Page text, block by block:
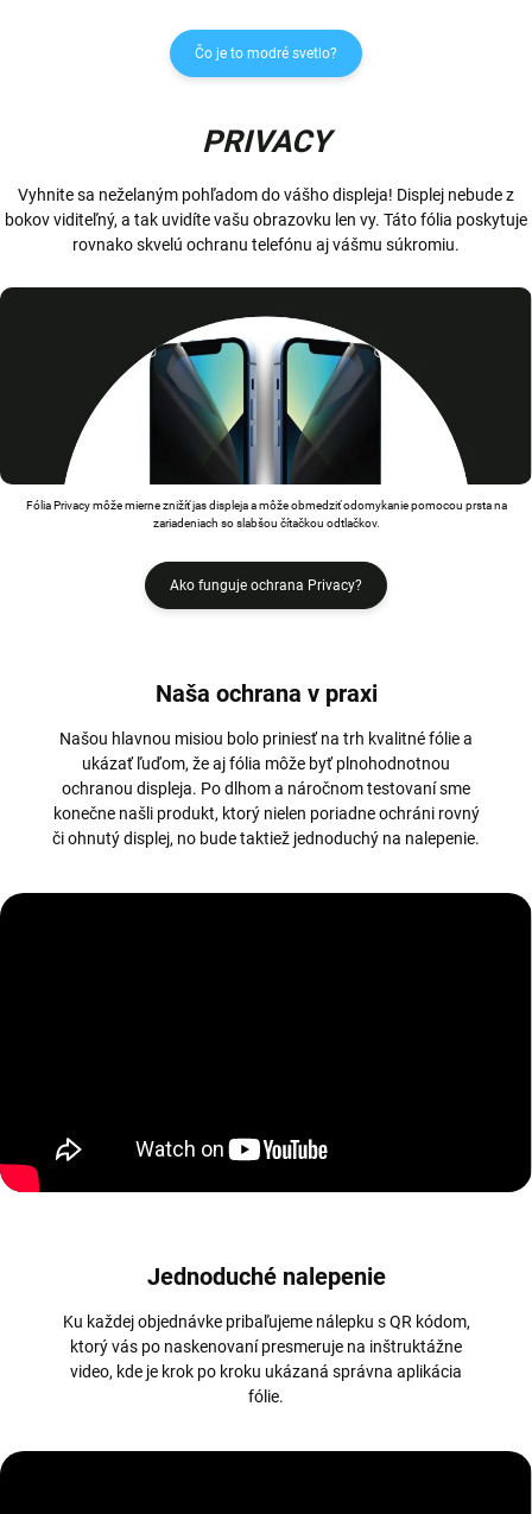
Čo je to modré svetlo?
PRIVACY
Vyhnite sa neželaným pohľadom do vášho displeja! Displej nebude z
bokov viditeľný, a tak uvidíte vašu obrazovku len vy. Táto fólia poskytuje
rovnako skvelú ochranu telefónu aj vášmu súkromiu.
Fólia Privacy môže mierne znižíť jas displeja a môže obmedziť odomykanie pomocou prsta na
zariadeniach so slabšou čítačkou odtlačkov.
Ako funguje ochrana Privacy?
Naša ochrana v praxi
Našou hlavnou misiou bolo priniesť na trh kvalitné fólie a
ukázať ľuďom, že aj fólia môže byť plnohodnotnou
ochranou displeja. Po dlhom a náročnom testovaní sme
konečne našli produkt, ktorý nielen poriadne ochráni rovný
či ohnutý displej, no bude taktiež jednoduchý na nalepenie.
Jednoduché nalepenie
Ku každej objednávke pribaľujeme nálepku s QR kódom,
ktorý vás po naskenovaní presmeruje na inštruktážne
video, kde je krok po kroku ukázaná správna aplikácia
fólie.